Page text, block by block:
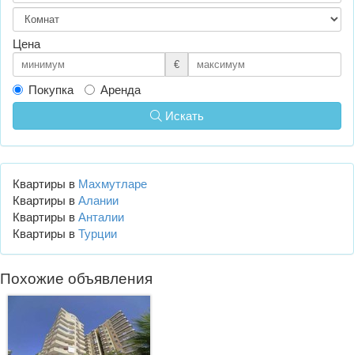
Цена
€
Покупка
Аренда
Искать
Квартиры в Махмутларе
Квартиры в Алании
Квартиры в Анталии
Квартиры в Турции
Похожие объявления